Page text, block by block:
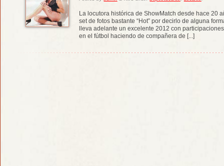
La locutora histórica de ShowMatch desde hace 20
set de fotos bastante “Hot” por decirlo de alguna
lleva adelante un excelente 2012 con
en el fútbol haciendo de compañera de [...]